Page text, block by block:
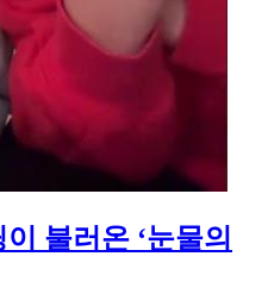
불러온 ‘눈물의